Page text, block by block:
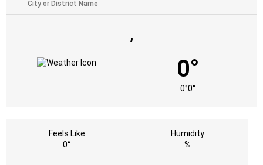
,
0°
0°0°
Feels Like
0°
Humidity
%